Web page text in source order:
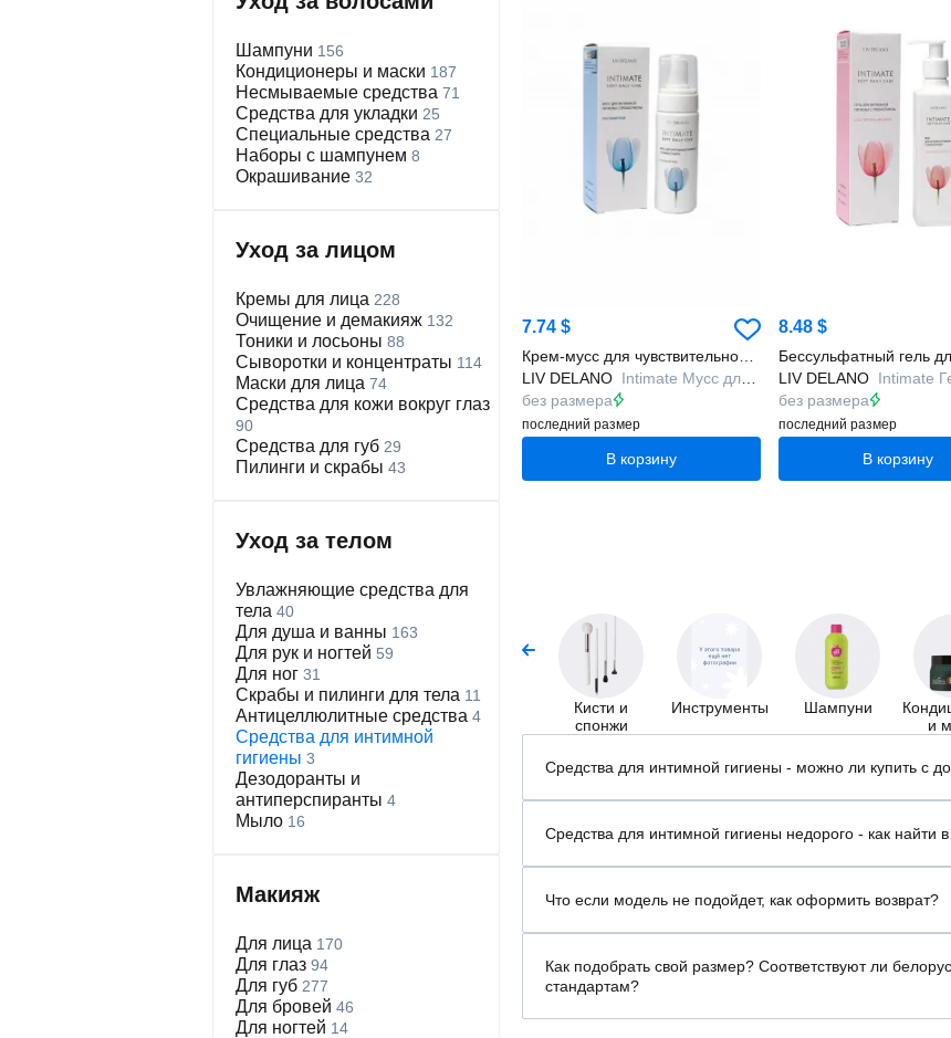
Шампуни 156
Кондиционеры и маски 187
Несмываемые средства 71
Средства для укладки 25
Специальные средства 27
Наборы с шампунем 8
Окрашивание 32
Уход за лицом
Кремы для лица 228
Очищение и демакияж 132
Тоники и лосьоны 88
Сыворотки и концентраты 114
Маски для лица 74
Средства для кожи вокруг глаз
90
Средства для губ 29
Пилинги и скрабы 43
Уход за телом
Увлажняющие средства для
тела 40
Для душа и ванны 163
Для рук и ногтей 59
Для ног 31
Скрабы и пилинги для тела 11
Антицеллюлитные средства 4
Средства для интимной
гигиены 3
Дезодоранты и
антиперспиранты 4
Мыло 16
Макияж
Для лица 170
Для глаз 94
Для губ 277
Для бровей 46
Для ногтей 14
7.74 $
LIV DELANO Intimate Мусс для интимной гигиены с пребиотиком Ультрамягкий
без размера
последний размер
В корзину
8.48 $
LIV DELANO Intimate Гель для интимной гигиены с
без размера
последний размер
В корзину
Кисти и
спонжи
Инструменты Шампуни
и
Средства для интимной гигиены - можно ли купить c
Средства для интимной гигиены недорого - как найти
Что если модель не подойдет, как оформить возврат?
Как подобрать свой размер? Соответствуют ли
стандартам?